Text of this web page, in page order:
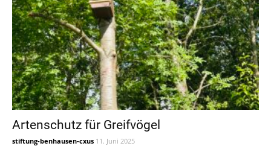
Artenschutz für Greifvögel
stiftung-benhausen-cxus 11. Juni 2025